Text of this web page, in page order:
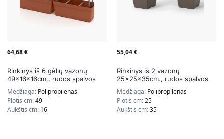
64,68€
Rinkinys iš 6 gėlių vazonų
49x16x16cm., rudos spalvos
Medžiaga: Polipropilenas
Plotis cm:49
Aukštis cm: 16
55,04€
Rinkinys iš 2 vazonų
25x25x35cm., rudos spalvos
Medžiaga: Polipropilenas
Plotis cm:25
Aukštis cm:35